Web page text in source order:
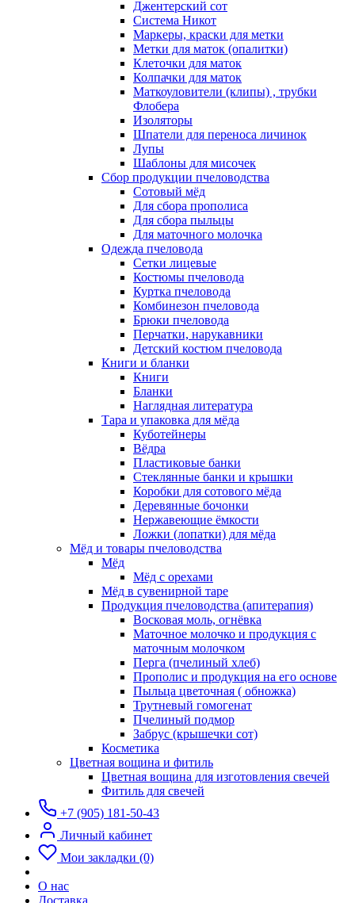
Джентерский сот
Система Никот
Маркеры, краски для метки
Метки для маток (опалитки)
Клеточки для маток
Колпачки для маток
Маткоуловители (клипы) , трубки
Флобера
Изоляторы
Шпатели для переноса личинок
Лупы
Шаблоны для мисочек
Сбор продукции пчеловодства
Сотовый мёд
Для сбора прополиса
Для сбора пыльцы
Для маточного молочка
Одежда пчеловода
Сетки лицевые
Костюмы пчеловода
Куртка пчеловода
Комбинезон пчеловода
Брюки пчеловода
Перчатки, нарукавники
Детский костюм пчеловода
Книги и бланки
Книги
Бланки
Наглядная литература
Тара и упаковка для мёда
Куботейнеры
Вёдра
Пластиковые банки
Стеклянные банки и крышки
Коробки для сотового мёда
Деревянные бочонки
Нержавеющие ёмкости
Ложки (лопатки) для мёда
Мёд и товары пчеловодства
Мёд
Мёд с орехами
Мёд в сувенирной таре
Продукция пчеловодства (апитерапия)
Восковая моль, огнёвка
Маточное молочко и продукция с
маточным молочком
Перга (пчелиный хлеб)
Прополис и продукция на его основе
Пыльца цветочная ( обножка)
Трутневый гомогенат
Пчелиный подмор
Забрус (крышечки сот)
Косметика
Цветная вощина и фитиль
Цветная вощина для изготовления свечей
Фитиль для свечей
+7 (905) 181-50-43
Личный кабинет
Мои закладки (0)
О нас
Доставка